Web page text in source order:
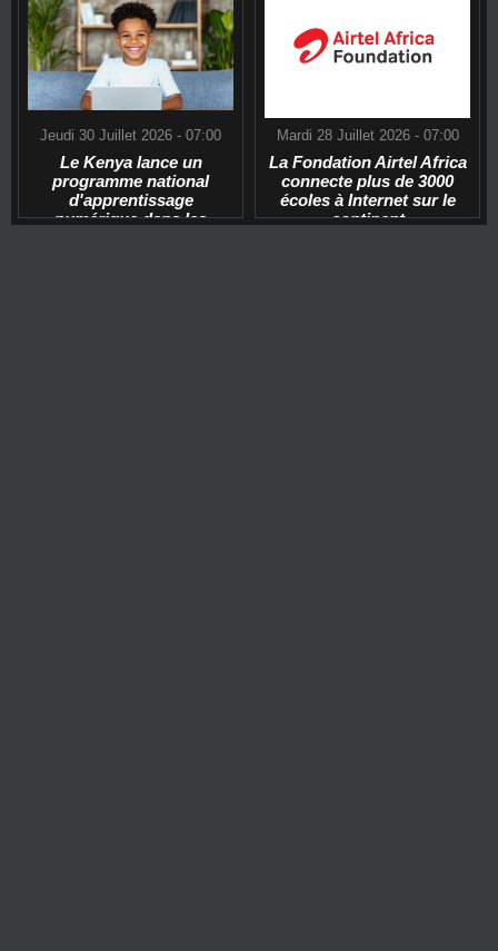
Jeudi 30 Juillet 2026 - 07:00
Le Kenya lance un
programme national
d'apprentissage
numérique dans les
Mardi 28 Juillet 2026 - 07:00
La Fondation Airtel Africa
connecte plus de 3000
écoles à Internet sur le
continent